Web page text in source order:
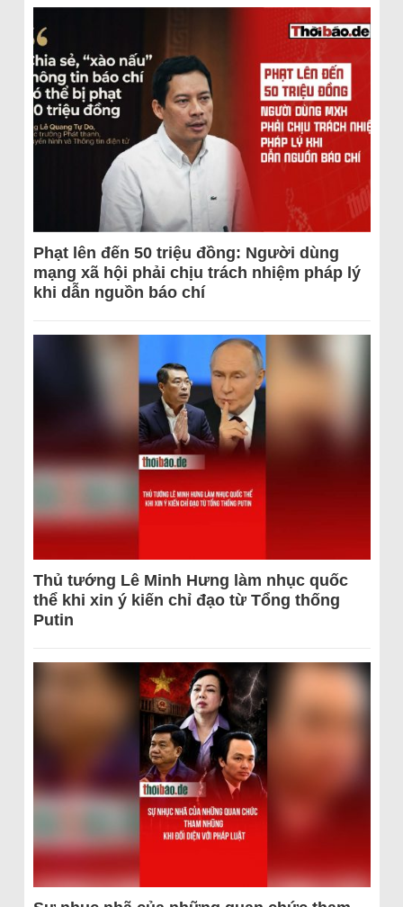
Phạt lên đến 50 triệu đồng: Người dùng
mạng xã hội phải chịu trách nhiệm pháp lý
khi dẫn nguồn báo chí
Thủ tướng Lê Minh Hưng làm nhục quốc
thể khi xin ý kiến chỉ đạo từ Tổng thống
Putin